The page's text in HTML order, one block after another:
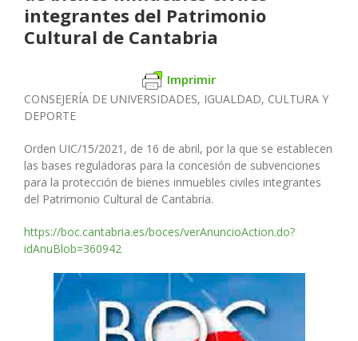
integrantes del Patrimonio
Cultural de Cantabria
Imprimir
CONSEJERÍA DE UNIVERSIDADES, IGUALDAD, CULTURA Y
DEPORTE
Orden UIC/15/2021, de 16 de abril, por la que se establecen
las bases reguladoras para la concesión de subvenciones
para la protección de bienes inmuebles civiles integrantes
del Patrimonio Cultural de Cantabria.
https://boc.cantabria.es/boces/verAnuncioAction.do?
idAnuBlob=360942